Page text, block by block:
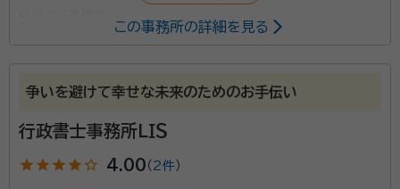
松田行政書士事務所は沖縄県中頭郡読谷村に立地。読
谷村をはじめ、嘉手納町や北谷町、恩納村などの地域
行、さらに個人の相続・遺言に関する問題解決業務を行
この事務所の詳細を見る
争いを避けて幸せな未来のためのお手伝い
行政書士事務所ＬＩＳ
star star star star star_outline 4.00 （ 2件 ）